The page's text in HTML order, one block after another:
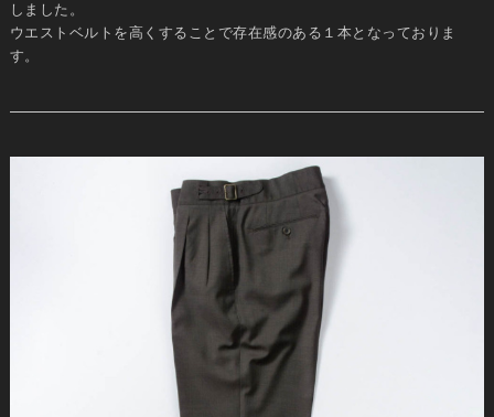
しました。
ウエストベルトを高くすることで存在感のある１本となっておりま
す。